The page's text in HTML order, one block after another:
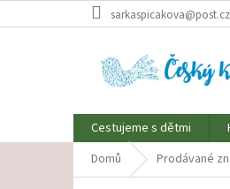
na
sarkaspicakova@post.cz
Cestujeme s dětmi
Domů
Prodávané